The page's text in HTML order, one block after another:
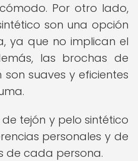
Por otro lado,
son una opción
ya que no implican el
las brochas de
suaves y eficientes
tejón y pelo sintético
personales y de
de cada persona.